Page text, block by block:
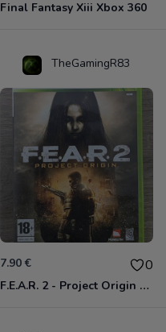
Final Fantasy Xiii Xbox 360
TheGamingR83
7.90 € 0
F.E.A.R. 2 - Project Origin Xbox 360